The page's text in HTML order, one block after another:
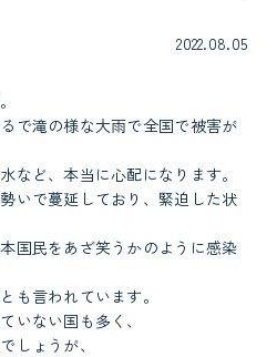
2022.08.05
で滝の様な大雨で全国で被害が
など、本当に心配になります。
いで蔓延しており、緊迫した状
国民をあざ笑うかのように感染
も言われています。
いない国も多く、
しょうが、